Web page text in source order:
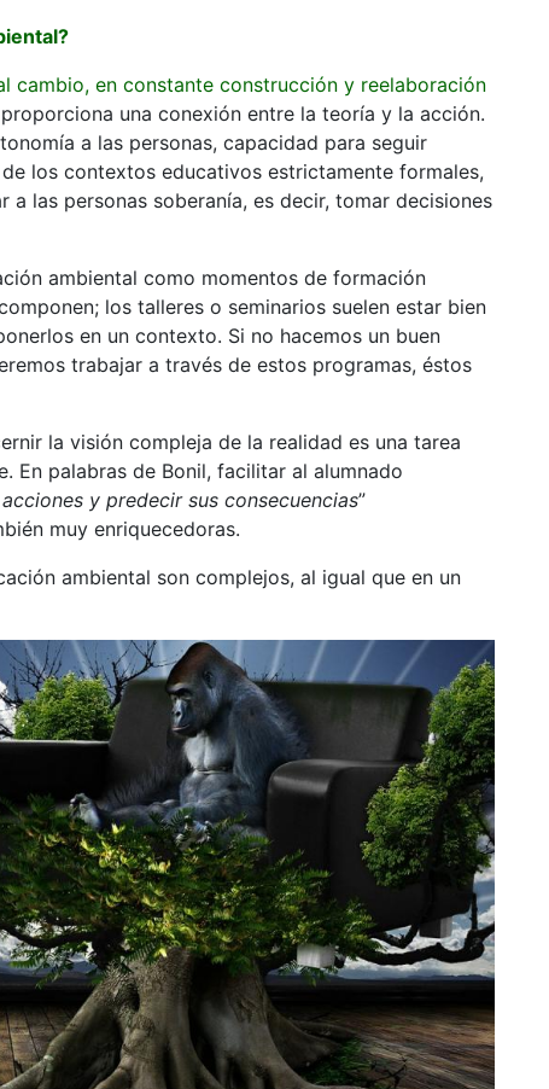
cambio, en constante construcción y reelaboración
una conexión entre la teoría y la acción.
a las personas, capacidad para seguir
los contextos educativos estrictamente formales,
las personas soberanía, es decir, tomar decisiones
ambiental como momentos de formación
los talleres o seminarios suelen estar bien
en un contexto. Si no hacemos un buen
trabajar a través de estos programas, éstos
la visión compleja de la realidad es una tarea
En palabras de Bonil, facilitar al alumnado
y predecir sus consecuencias”
muy enriquecedoras.
ambiental son complejos, al igual que en un